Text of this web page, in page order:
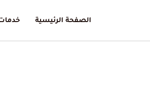
الصفحة الرئيسية